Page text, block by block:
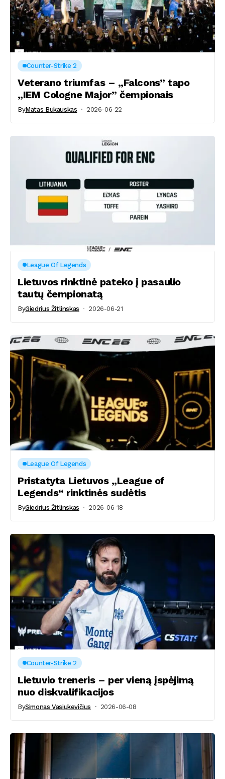
Counter-Strike 2
Veterano triumfas – „Falcons” tapo
„IEM Cologne Major” čempionais
ByMatas Bukauskas 2026-06-22
League Of Legends
Lietuvos rinktinė pateko į pasaulio
tautų čempionatą
ByGiedrius Žitlinskas 2026-06-21
League Of Legends
Pristatyta Lietuvos „League of
Legends“ rinktinės sudėtis
ByGiedrius Žitlinskas 2026-06-18
Counter-Strike 2
Lietuvio treneris – per vieną įspėjimą
nuo diskvalifikacijos
BySimonas Vasiukevičius 2026-06-08